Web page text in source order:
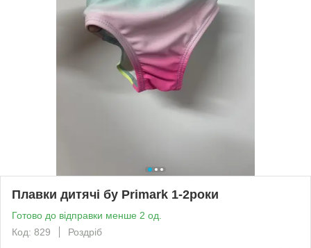
Плавки дитячі бу Primark 1-2роки
Готово до відправки менше 2 од.
Код: 829
Роздріб